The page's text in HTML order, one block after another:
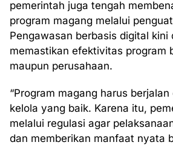
pemerintah juga tengah
program magang melalui
Pengawasan berbasis digital kini
memastikan efektivitas program
maupun perusahaan.
“Program magang harus
kelola yang baik. Karena itu,
melalui regulasi agar
dan memberikan manfaat nyata